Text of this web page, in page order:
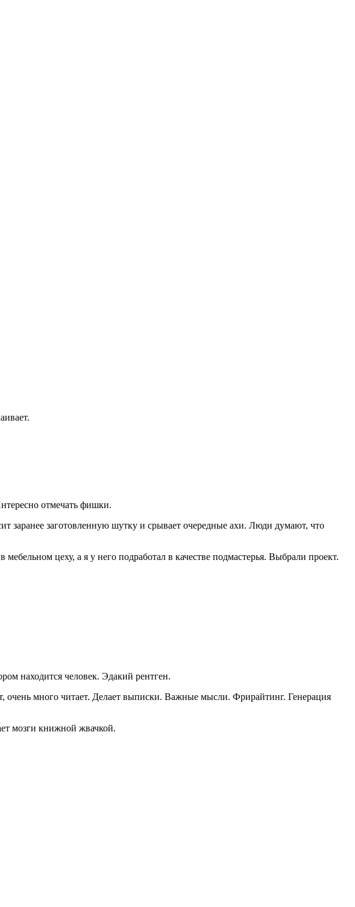
отмечать фишки.
заранее заготовленную шутку и срывает очередные ахи. Люди думают, что
цеху, а я у него подработал в качестве подмастерья. Выбрали проект.
находится человек. Эдакий рентген.
очень много читает. Делает выписки. Важные мысли. Фрирайтинг. Генерация
мозги книжной жвачкой.